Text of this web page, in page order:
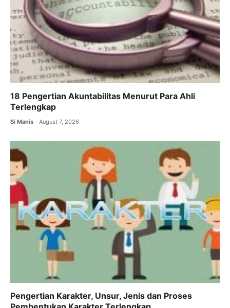
18 Pengertian Akuntabilitas Menurut Para Ahli
Terlengkap
Si Manis August 7, 2026
Pengertian Karakter, Unsur, Jenis dan Proses